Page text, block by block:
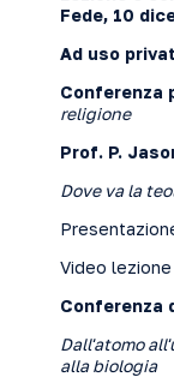
Fede, 10
Ad uso
Conferenza
religione
Prof. P.
Dove va la
Video
Conferenza
Dall'atomo
alla biologia